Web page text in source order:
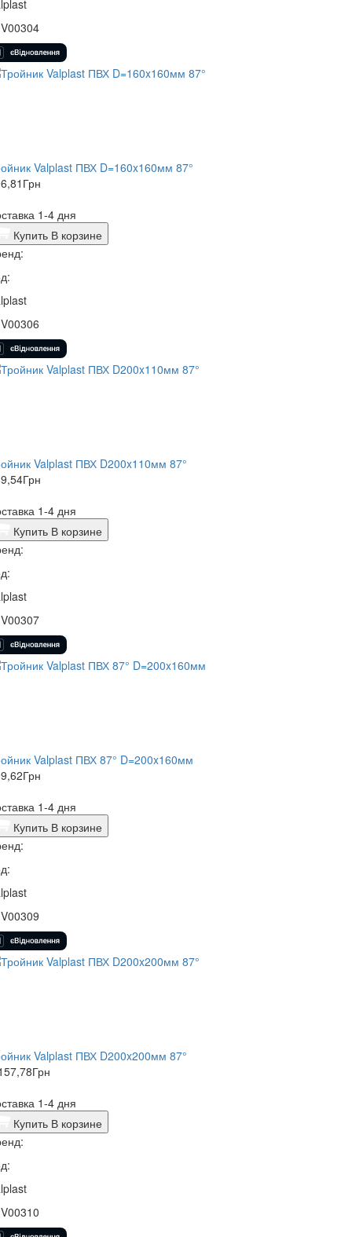
Valplast ПВХ D=160x160мм 87°
Грн
1-4 дня
Купить В корзине
Valplast ПВХ D200x110мм 87°
Грн
1-4 дня
Купить В корзине
Valplast ПВХ 87° D=200x160мм
Грн
1-4 дня
Купить В корзине
Valplast ПВХ D200x200мм 87°
Грн
1-4 дня
Купить В корзине